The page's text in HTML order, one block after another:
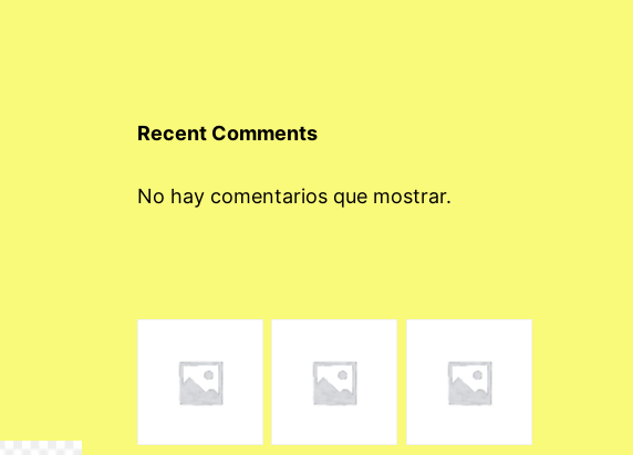
Recent Comments
No hay comentarios que mostrar.